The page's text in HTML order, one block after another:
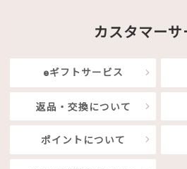
カスタマーサ
eギフトサービス
返品・交換について
ポイントについて